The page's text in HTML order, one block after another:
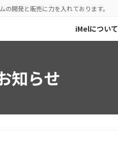
開発と販売に力を入れております。
iMelについて
知らせ